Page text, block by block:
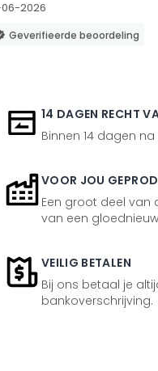
06-2026
Geverifieerde beoordeling
14 DAGEN RECHT
Binnen 14 dagen
VOOR JOU
Een groot deel van
van een
VEILIG BETALEN
Bij ons betaal je
bankoverschrijving.